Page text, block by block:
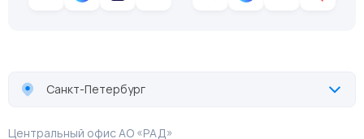
Санкт-Петербург
Центральный офис АО «РАД»